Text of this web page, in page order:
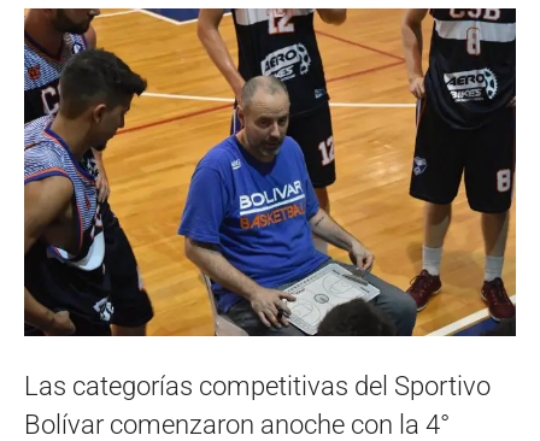
Las categorías competitivas del Sportivo
Bolívar comenzaron anoche con la 4°